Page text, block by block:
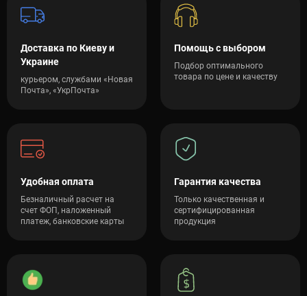
Доставка по Киеву и
Украине
курьером, службами «Новая
Почта», «УкрПочта»
Помощь с выбором
Подбор оптимального
товара по цене и качеству
Удобная оплата
Безналичный расчет на
счет ФОП, наложенный
платеж, банковские карты
Гарантия качества
Только качественная и
сертифицированная
продукция